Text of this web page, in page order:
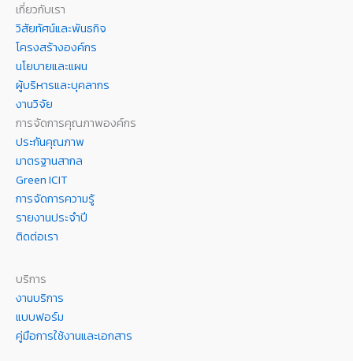
เกี่ยวกับเรา
วิสัยทัศน์และพันธกิจ
โครงสร้างองค์กร
นโยบายและแผน
ผู้บริหารและบุคลากร
งานวิจัย
การจัดการคุณภาพองค์กร
ประกันคุณภาพ
มาตรฐานสากล
Green ICIT
การจัดการความรู้
รายงานประจำปี
ติดต่อเรา
บริการ
งานบริการ
แบบฟอร์ม
คู่มือการใช้งานและเอกสาร